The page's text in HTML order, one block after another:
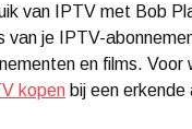
van IPTV met Bob
van je IPTV-
en films. Voor
kopen bij een